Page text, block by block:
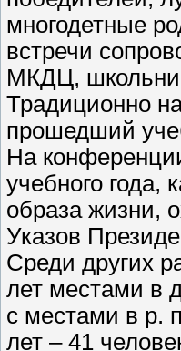
многодетные
встречи
МКДЦ,
Традиционно
прошедший
На
учебного
образа жизни,
Указов
Среди других
лет местами в
с местами в р.
лет – 41